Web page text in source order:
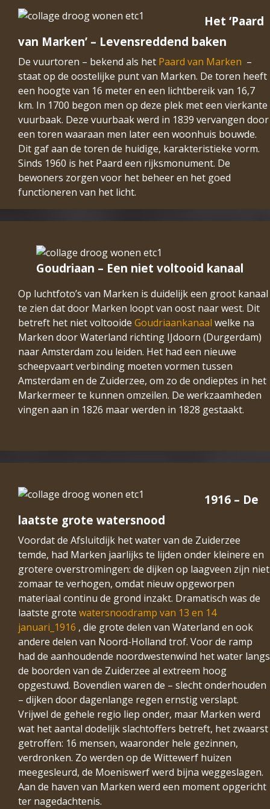
Het ‘Paard
van Marken’ – Levensreddend baken
De vuurtoren – bekend als het Paard van Marken –
staat op de oostelijke punt van Marken. De toren heeft
een hoogte van 16 meter en een lichtbereik van 16,7
km. In 1700 begon men op deze plek met een vierkante
vuurbaak. Deze vuurbaak werd in 1839 vervangen door
een toren waaraan men later een woonhuis bouwde.
Dit gaf aan de toren de huidige, karakteristieke vorm.
Sinds 1960 is het Paard een rijksmonument. De
bewoners zorgen voor het beheer en het goed
functioneren van het licht.
Goudriaan – Een niet voltooid kanaal
Op luchtfoto’s van Marken is duidelijk een groot kanaal
te zien dat door Marken loopt van oost naar west. Dit
betreft het niet voltooide Goudriaankanaal welke na
Marken door Waterland richting IJdoorn (Durgerdam)
naar Amsterdam zou leiden. Het had een nieuwe
scheepvaart verbinding moeten vormen tussen
Amsterdam en de Zuiderzee, om zo de ondieptes in het
Markermeer te kunnen omzeilen. De werkzaamheden
vingen aan in 1826 maar werden in 1828 gestaakt.
1916 – De
laatste grote watersnood
Voordat de Afsluitdijk het water van de Zuiderzee
temde, had Marken jaarlijks te lijden onder kleinere en
grotere overstromingen: de dijken op laagveen zijn niet
zomaar te verhogen, omdat nieuw opgeworpen
materiaal continu de grond inzakt. Dramatisch was de
laatste grote watersnoodramp van 13 en 14
januari_1916 , die grote delen van Waterland en ook
andere delen van Noord-Holland trof. Voor de ramp
had de aanhoudende noordwestenwind het water langs
de boorden van de Zuiderzee al extreem hoog
opgestuwd. Bovendien waren de – slecht onderhouden
– dijken door dagenlange regen ernstig verslapt.
Vrijwel de gehele regio liep onder, maar Marken werd
wat het aantal dodelijk slachtoffers betreft, het zwaarst
getroffen: 16 mensen, waaronder hele gezinnen,
verdronken. Zo werden op de Wittewerf huizen
meegesleurd, de Moeniswerf werd bijna weggeslagen.
Aan de haven van Marken werd een moment opgericht
ter nagedachtenis.